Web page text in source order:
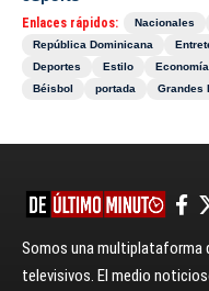
Enlaces rápidos: Nacionales
República Dominicana
Deportes
Estilo Economía
Béisbol
portada Grandes
Somos una
televisivos. El medio